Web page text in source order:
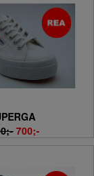
700;-